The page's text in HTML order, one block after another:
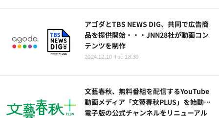
アゴダとTBS NEWS DIG、共同で広告商
品を提供開始・・・JNN28社が動画コン
テンツを制作
2024.12.10 Tue 18:30
文藝春秋、無料番組を配信するYouTube
動画メディア「文藝春秋PLUS」を始動…
電子版の公式チャンネルをリニューアル